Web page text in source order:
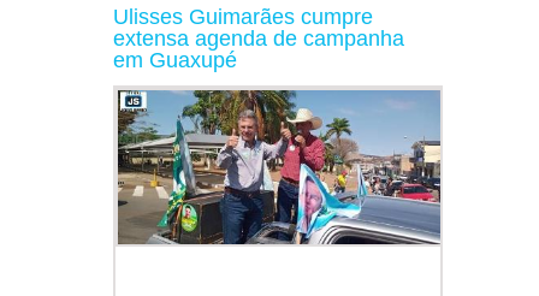
Ulisses Guimarães cumpre
extensa agenda de campanha
em Guaxupé